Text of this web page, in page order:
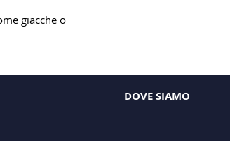
giacche o
DOVE SIAMO